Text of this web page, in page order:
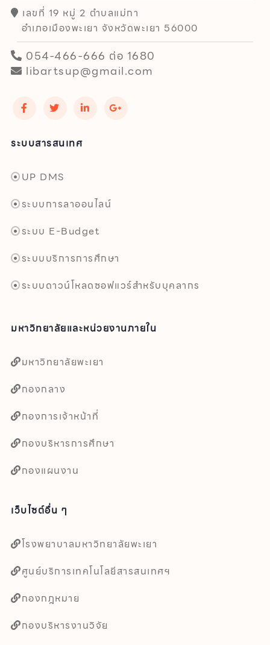
เลขที่ 19 หมู่ 2 ตำบลแม่กา
อำเภอเมืองพะเยา จังหวัดพะเยา 56000
054-466-666 ต่อ 1680
libartsup@gmail.com
ระบบสารสนเทศ
UP DMS
ระบบการลาออนไลน์
ระบบ E-Budget
ระบบบริการการศึกษา
ระบบดาวน์โหลดซอฟแวร์สำหรับบุคลากร
มหาวิทยาลัยและหน่วยงานภายใน
มหาวิทยาลัยพะเยา
กองกลาง
กองการเจ้าหน้าที่
กองบริหารการศึกษา
กองแผนงาน
เว็บไซต์อื่น ๆ
โรงพยาบาลมหาวิทยาลัยพะเยา
ศูนย์บริการเทคโนโลยีสารสนเทศฯ
กองกฎหมาย
กองบริหารงานวิจัย